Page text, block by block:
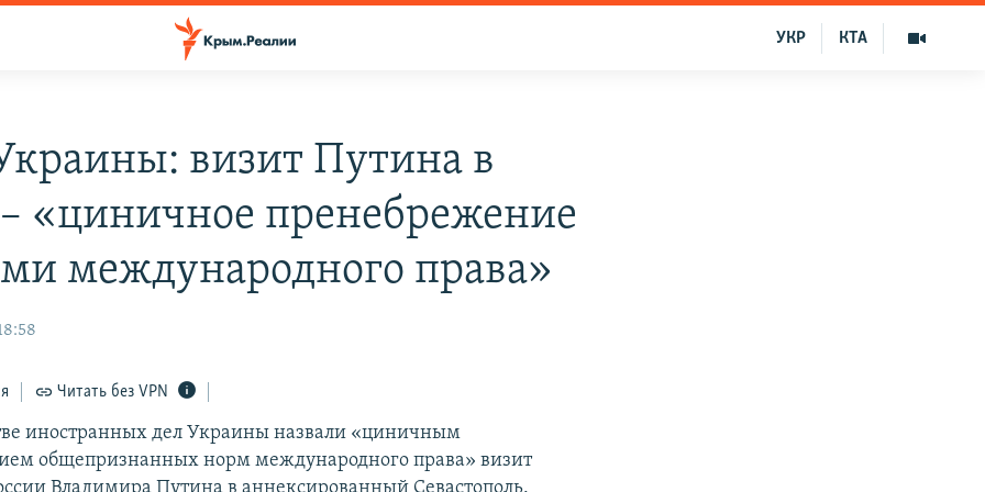
КТА
УКР
визит Путина в
«циничное пренебрежение
международного права»
Читать без VPN
иностранных дел Украины назвали «циничным
общепризнанных норм международного права» визит